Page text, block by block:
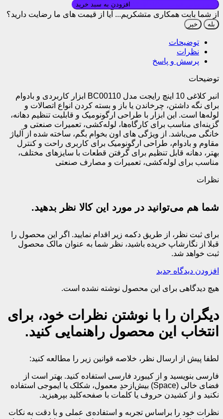
از شما بابت همکاری متشکریم... آیا از قیمت های ما رضایت دارید؟
بله خیر
توضیحات
نظرات
پرسش و پاسخ
توضیحات
انبر کلاغی 10 اینچ رایجت مدل BC00110 ابزار کاربردی و بادوام
برای نگه داشتن، چرخاندن یا باز و بسته کردن انواع اتصالات و
لوله‌ها است. این ابزار با طراحی ارگونومیک و قابلیت تنظیم دهانه،
گزینه‌ای مناسب برای کارگاه‌ها، لوله‌کشی، تعمیرات صنعتی و
خانگی می‌باشد. از ویژگی های اون بخوام بگم، ساخته شده از آلیاژ
مقاوم و بادوام، طراحی ارگونومیک برای کاربری راحت و کنترل
بهتر، دهانه قابل تنظیم برای گرفتن قطعات با سایزهای مختلف،
مناسب برای لوله‌کشی، تعمیرات و مصارف صنعتی
نظرات
شما هم می‌توانید در مورد این کالا نظر بدهید.
برای ثبت نظر، از طریق دکمه زیر اقدام نمایید. اگر این محصول را
قبلا از نگارشاپ خریده باشید، نظر شما به عنوان مالک محصول
ثبت خواهد شد.
افزودن دیدگاه جدید
هیچ دیدگاهی برای این محصول نوشته نشده است.
دیگران را با نوشتن نظرات خود، برای
انتخاب این محصول راهنمایی کنید.
لطفا پیش از ارسال نظر، خلاصه قوانین زیر را مطالعه کنید:
فارسی بنویسید و از کیبورد فارسی استفاده کنید. بهتر است از
فضای خالی (Space) بیش‌از‌حدِ معمول، شکلک یا ایموجی استفاده
نکنید و از کشیدن حروف یا کلمات با صفحه‌کلید بپرهیزید.
نظرات خود را براساس تجربه و استفاده‌ی عملی و با دقت به نکات